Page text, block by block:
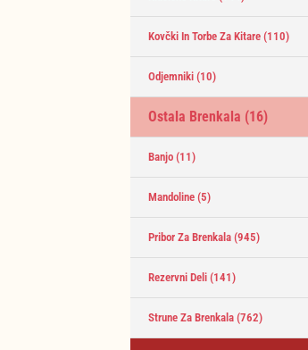
Kovčki In Torbe Za Kitare(110)
Odjemniki(10)
Ostala Brenkala (16)
Banjo(11)
Mandoline(5)
Pribor Za Brenkala(945)
Rezervni Deli(141)
Strune Za Brenkala(762)